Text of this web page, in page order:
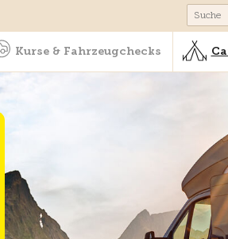
Kurse & Fahrzeugchecks
Kurse & Fahrzeugchecks